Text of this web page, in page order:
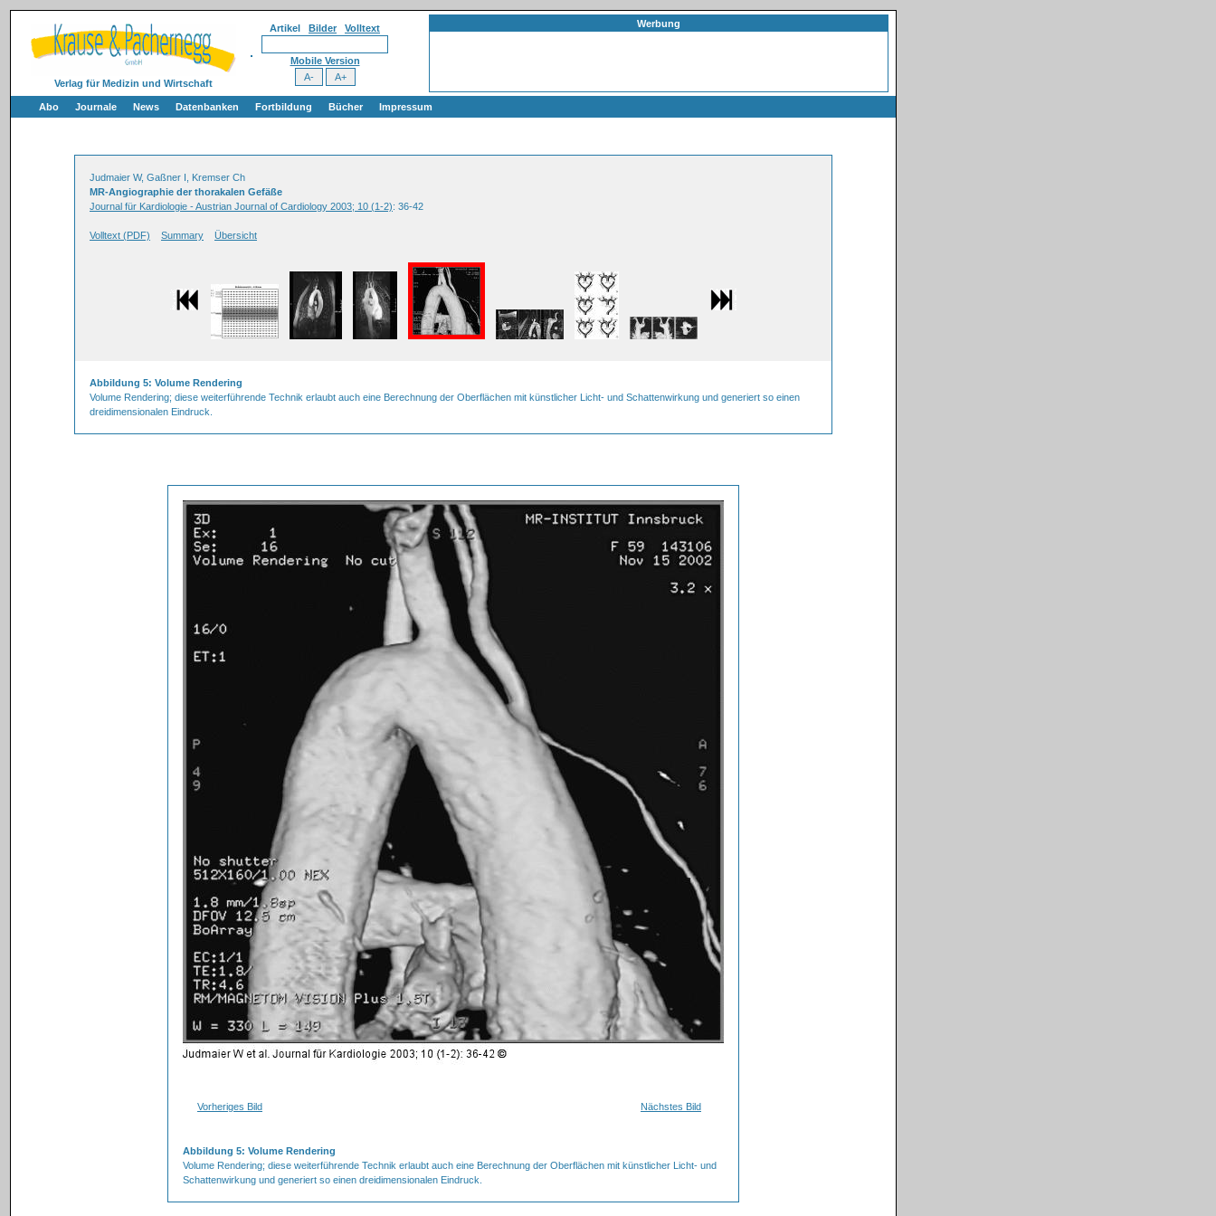
Verlag für Medizin und Wirtschaft
Artikel Bilder Volltext
Mobile Version
Werbung
Abo Journale News Datenbanken Fortbildung Bücher Impressum
Judmaier W, Gaßner I, Kremser Ch
MR-Angiographie der thorakalen Gefäße
Journal für Kardiologie - Austrian Journal of Cardiology 2003; 10 (1-2): 36-42
Volltext (PDF) Summary Übersicht
Abbildung 5: Volume Rendering
Volume Rendering; diese weiterführende Technik erlaubt auch eine Berechnung der Oberflächen mit künstlicher Licht- und Schattenwirkung und generiert so einen
dreidimensionalen Eindruck.
Vorheriges Bild Nächstes Bild
Abbildung 5: Volume Rendering
Volume Rendering; diese weiterführende Technik erlaubt auch eine Berechnung der Oberflächen mit künstlicher Licht- und
Schattenwirkung und generiert so einen dreidimensionalen Eindruck.